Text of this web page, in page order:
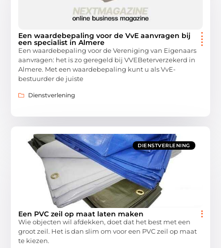
Een waardebepaling voor de VvE aanvragen bij
een specialist in Almere
Een waardebepaling voor de Vereniging van Eigenaars
aanvragen: het is zo geregeld bij VVEBeterverzekerd in
Almere. Met een waardebepaling kunt u als VvE-
bestuurder de juiste
Dienstverlening
DIENSTVERLENING
Een PVC zeil op maat laten maken
Wie objecten wil afdekken, doet dat het best met een
groot zeil. Het is dan slim om voor een PVC zeil op maat
te kiezen.